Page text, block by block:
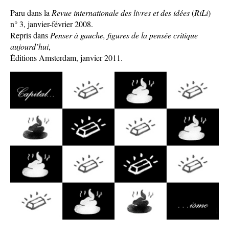
Paru dans la Revue internationale des livres et des idées(RiLi)
n° 3, janvier-février 2008.
Repris dans Penser à gauche, figures de la pensée critique
aujourd’hui,
Éditions Amsterdam, janvier 2011.